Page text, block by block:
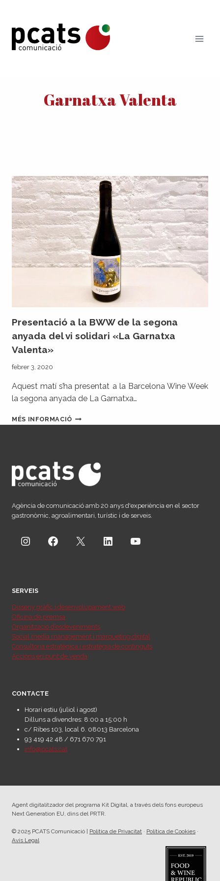
contingut
Garnatxa Valenta
Presentació a la BWW de la segona
anyada del vi solidari «La Garnatxa
Valenta»
febrer 3, 2020
Aquest matí s’ha presentat a la Barcelona Wine Week
la segona anyada de La Garnatxa…
MÉS INFORMACIÓPRESENTACIÓ
A
LA
SEGONA
ANYADA
VI
SOLIDARI
VALENTA»
Agència de comunicació amb 20 anys d'experiència en el sector
gastronòmic, agroalimentari, turístic i de serveis.
InstagramFacebook
X LinkedInYouTube
SERVEIS
Disseny gràfic i desenvolupament web
Oficina de premsa
Organització d’esdeveniments
Social media management i màrqueting digital
Consultoria estratègica i estratègia de continguts
Accions en punt de venda
CONTACTE
Horari estiu (juliol i agost)
Dilluns a divendres: 8:00 a 15:00 h
c/ Ribes 103, local 6. 08013 Barcelona
93 419 42 48 / 671 670 791
info@pcats.cat
Agent digitalitzador del programa Kit Digital, a través dels fons europeus
Next Generation EU, dins del PRTR.
© 2025 PCATS Comunicació | Política de Privacitat · Política de Cookies ·
Avís Legal